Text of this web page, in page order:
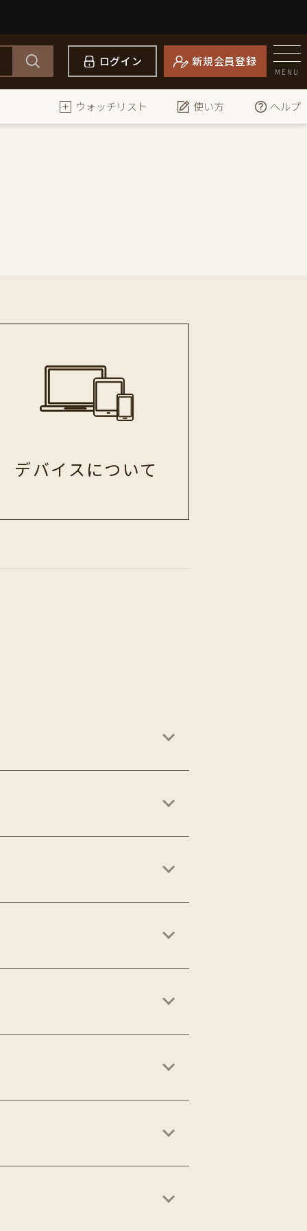
ログイン 新規会員登録
MENU
ウォッチリスト 使い方 ヘルプ
デバイス について